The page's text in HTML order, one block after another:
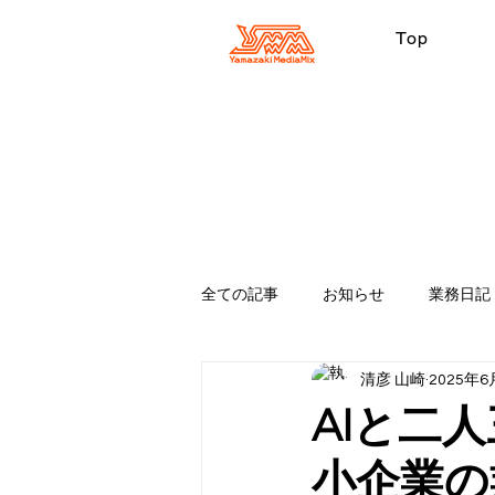
Top
全ての記事 お知らせ 業務日記
Premiere Pro
AIと二
小企業
清彦 山崎 2025年6